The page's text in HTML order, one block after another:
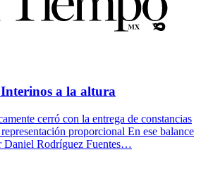
a la altura
cerró con la entrega de constancias
proporcional En ese balance
Daniel Rodríguez Fuentes…